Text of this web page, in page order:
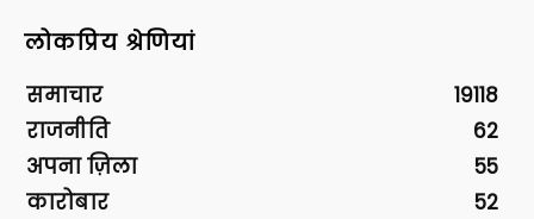
लोकप्रिय श्रेणियां
समाचार
19118
राजनीति
62
अपना ज़िला
55
कारोबार
52